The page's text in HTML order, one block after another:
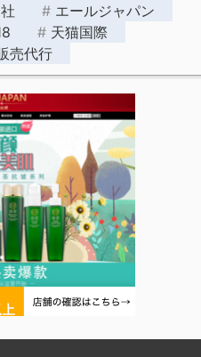
エールジャパン
天猫国際
売代行